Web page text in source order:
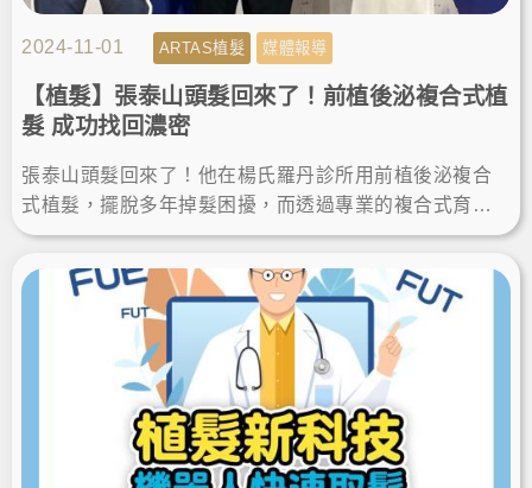
2024-11-01 ARTAS植髮 媒體報導
【植髮】張泰山頭髮回來了！前植後泌複合式植
髮 成功找回濃密
張泰山頭髮回來了！他在楊氏羅丹診所用前植後泌複合
式植髮，擺脫多年掉髮困擾，而透過專業的複合式育髮
療程，連嚴重的雄性禿患者都有救！來看看張泰山的新
聞報導！LineID:@ asir-rodin